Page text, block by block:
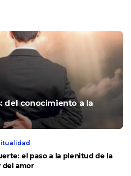
del conocimiento a la
el paso a la plenitud de la
del amor